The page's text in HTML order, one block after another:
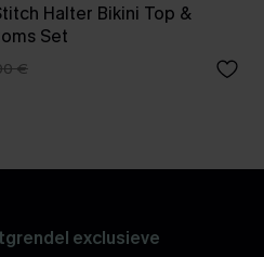
Halter Bikini Top &
Set
€
exclusieve